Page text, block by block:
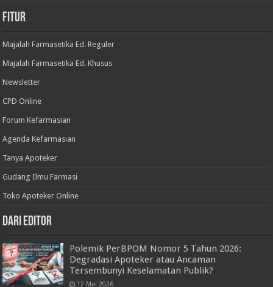
Fitur
Majalah Farmasetika Ed. Reguler
Majalah Farmasetika Ed. Khusus
Newsletter
CPD Online
Forum Kefarmasian
Agenda Kefarmasian
Tanya Apoteker
Gudang Ilmu Farmasi
Toko Apoteker Online
Dari Editor
Polemik PerBPOM Nomor 5 Tahun 2026:
Degradasi Apoteker atau Ancaman
Tersembunyi Keselamatan Publik?
12 Mei 2026